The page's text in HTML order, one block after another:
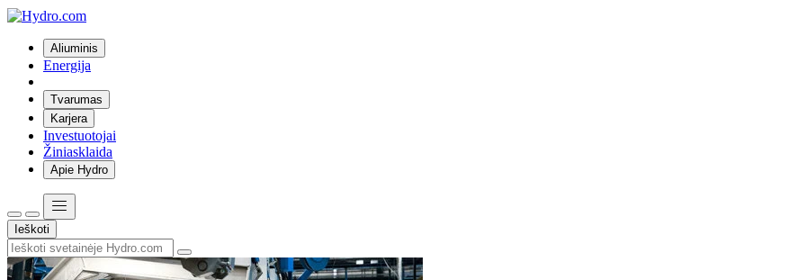
Aliuminis
Energija
Tvarumas
Karjera
Investuotojai
Žiniasklaida
Apie Hydro
Ieškoti